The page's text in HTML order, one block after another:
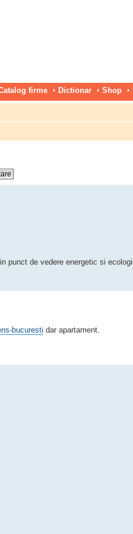
firme Dictionar Shop
de vedere energetic si
bucuresti dar apartament.